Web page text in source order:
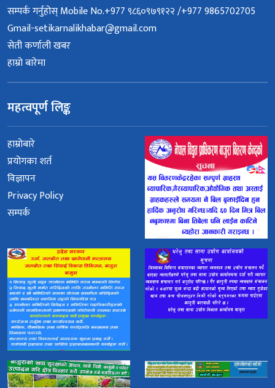
सम्पर्क गर्नुहोस् Mobile No.+977 ९८६०९७९१२२ /+977 9865702705
Gmail-setikarnalikhabar@gmail.com
सेती कर्णाली खबर
हाम्रो बारेमा
महत्वपूर्ण लिङ्क
हाम्रोबारे
प्रयोगका शर्त
विज्ञापन
Privacy Policy
सम्पर्क